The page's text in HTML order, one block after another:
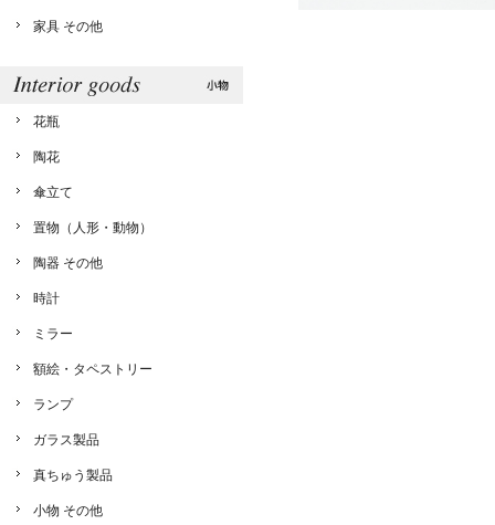
家具 その他
花瓶
陶花
傘立て
置物（人形・動物）
陶器 その他
時計
ミラー
額絵・タペストリー
ランプ
ガラス製品
真ちゅう製品
小物 その他